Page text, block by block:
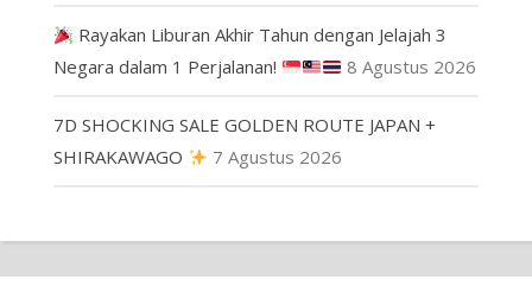
Rayakan Liburan Akhir Tahun dengan Jelajah 3
Negara dalam 1 Perjalanan!
8 Agustus 2026
7D SHOCKING SALE GOLDEN ROUTE JAPAN +
SHIRAKAWAGO
7 Agustus 2026